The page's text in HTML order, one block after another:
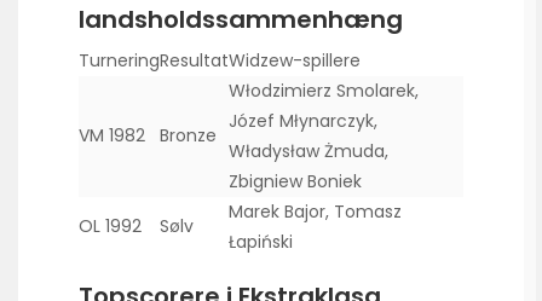
landsholdssammenhæng
TurneringResultatWidzew-spillere
VM 1982 Bronze
Włodzimierz Smolarek,
Józef Młynarczyk,
Władysław Żmuda,
Zbigniew Boniek
OL 1992
Sølv
Marek Bajor, Tomasz
Łapiński